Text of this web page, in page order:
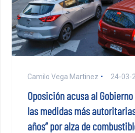
Camilo Vega Martinez 24-03-
Oposición acusa al
las medidas más
años” por alza de